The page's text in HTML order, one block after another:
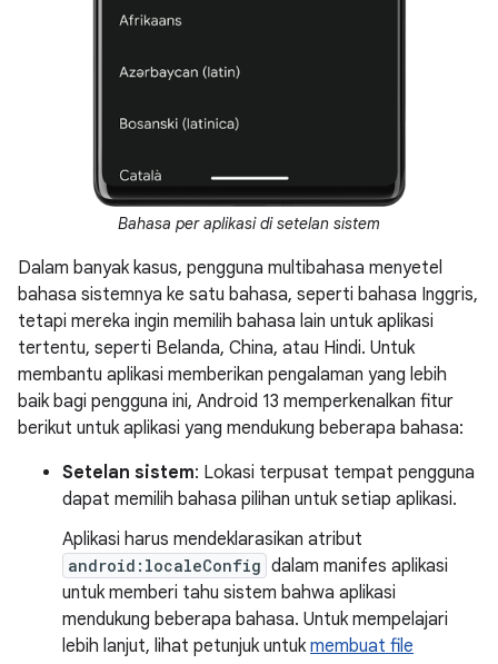
Bahasa per aplikasi di setelan sistem
Dalam banyak kasus, pengguna multibahasa menyetel
bahasa sistemnya ke satu bahasa, seperti bahasa Inggris,
tetapi mereka ingin memilih bahasa lain untuk aplikasi
tertentu, seperti Belanda, China, atau Hindi. Untuk
membantu aplikasi memberikan pengalaman yang lebih
baik bagi pengguna ini, Android 13 memperkenalkan fitur
berikut untuk aplikasi yang mendukung beberapa bahasa:
Setelan sistem: Lokasi terpusat tempat pengguna
dapat memilih bahasa pilihan untuk setiap aplikasi.
Aplikasi harus mendeklarasikan atribut
android:localeConfig dalam manifes aplikasi
untuk memberi tahu sistem bahwa aplikasi
mendukung beberapa bahasa. Untuk mempelajari
lebih lanjut, lihat petunjuk untuk membuat file